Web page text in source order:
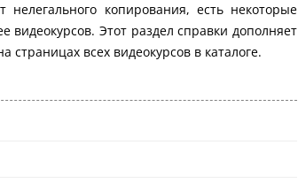
копирования, есть некоторые
Этот раздел справки дополняет
всех видеокурсов в каталоге.